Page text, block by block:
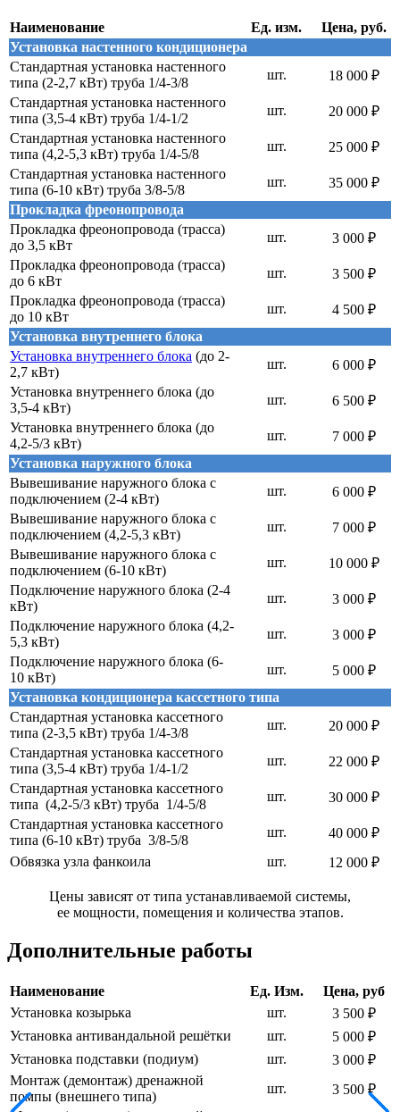
Наименование Ед. изм.
Цена, руб.
Установка настенного кондиционера
Стандартная установка настенного
типа (2-2,7 кВт) труба 1/4-3/8
шт.
18 000 ₽
Стандартная установка настенного
типа (3,5-4 кВт) труба 1/4-1/2
шт.
20 000 ₽
Стандартная установка настенного
типа (4,2-5,3 кВт) труба 1/4-5/8
шт.
25 000 ₽
Стандартная установка настенного
типа (6-10 кВт) труба 3/8-5/8
шт.
35 000 ₽
Прокладка фреонопровода
Прокладка фреонопровода (трасса)
до 3,5 кВт
шт.
3 000 ₽
Прокладка фреонопровода (трасса)
до 6 кВт
шт.
3 500 ₽
Прокладка фреонопровода (трасса)
до 10 кВт
шт.
4 500 ₽
Установка внутреннего блока
Установка внутреннего блока (до 2-
2,7 кВт)
шт.
6 000 ₽
Установка внутреннего блока (до
3,5-4 кВт)
шт.
6 500 ₽
Установка внутреннего блока (до
4,2-5/3 кВт)
шт.
7 000 ₽
Установка наружного блока
Вывешивание наружного блока с
подключением (2-4 кВт)
шт.
6 000 ₽
Вывешивание наружного блока с
подключением (4,2-5,3 кВт)
шт.
7 000 ₽
Вывешивание наружного блока с
подключением (6-10 кВт)
шт.
10 000 ₽
Подключение наружного блока (2-4
кВт)
шт.
3 000 ₽
Подключение наружного блока (4,2-
5,3 кВт)
шт.
3 000 ₽
Подключение наружного блока (6-
10 кВт)
шт.
5 000 ₽
Установка кондиционера кассетного типа
Стандартная установка кассетного
типа (2-3,5 кВт) труба 1/4-3/8
шт.
20 000 ₽
Стандартная установка кассетного
типа (3,5-4 кВт) труба 1/4-1/2
шт.
22 000 ₽
Стандартная установка кассетного
типа (4,2-5/3 кВт) труба 1/4-5/8
шт.
30 000 ₽
Стандартная установка кассетного
типа (6-10 кВт) труба 3/8-5/8
шт.
40 000 ₽
Обвязка узла фанкоила
шт. 12 000 ₽
Цены зависят от типа устанавливаемой системы,
ее мощности, помещения и количества этапов.
Дополнительные работы
Наименование Ед. Изм.
Цена, руб
Установка козырька
шт.
3 500 ₽
Установка антивандальной решётки
шт.
5 000 ₽
Установка подставки (подиум)
шт.
3 000 ₽
Монтаж (демонтаж) дренажной
помпы (внешнего типа)
шт.
3 500 ₽